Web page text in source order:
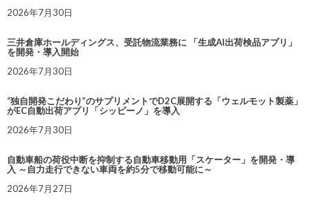
2026年7月30日
三井倉庫ホールディングス、受託物流業務に 「生成AI出荷検品アプリ」
を開発・導入開始
2026年7月30日
“独自開発こだわり”のサプリメントでD2C展開する「ウェルモット製薬」
がEC自動出荷アプリ「シッピーノ」を導入
2026年7月30日
自動車船の荷役中断を抑制する自動車移動用「スケーター」を開発・導
入 ～自力走行できない車両を約5分で移動可能に～
2026年7月27日